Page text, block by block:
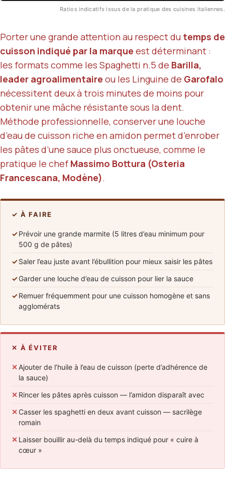
Ratios indicatifs issus de la pratique des cuisines italiennes.
Porter une grande attention au respect du temps de
cuisson indiqué par la marque est déterminant :
les formats comme les Spaghetti n.5 de Barilla,
leader agroalimentaire ou les Linguine de Garofalo
nécessitent deux à trois minutes de moins pour
obtenir une mâche résistante sous la dent.
Méthode professionnelle, conserver une louche
d’eau de cuisson riche en amidon permet d’enrober
les pâtes d’une sauce plus onctueuse, comme le
pratique le chef Massimo Bottura (Osteria
Francescana, Modène).
✓ À FAIRE
✓Prévoir une grande marmite (5 litres d’eau minimum pour
500 g de pâtes)
✓Saler l’eau juste avant l’ébullition pour mieux saisir les pâtes
✓Garder une louche d’eau de cuisson pour lier la sauce
✓Remuer fréquemment pour une cuisson homogène et sans
agglomérats
✕ À ÉVITER
✕Ajouter de l’huile à l’eau de cuisson (perte d’adhérence de
la sauce)
✕ Rincer les pâtes après cuisson — l’amidon disparaît avec
✕ Casser les spaghetti en deux avant cuisson — sacrilège
romain
✕ Laisser bouillir au-delà du temps indiqué pour « cuire à
cœur »